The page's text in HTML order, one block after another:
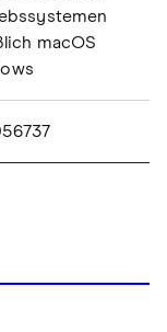
macOS